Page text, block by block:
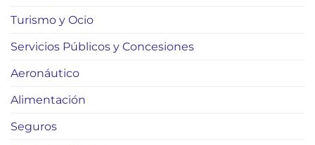
Turismo y Ocio
Servicios Públicos y Concesiones
Aeronáutico
Alimentación
Seguros